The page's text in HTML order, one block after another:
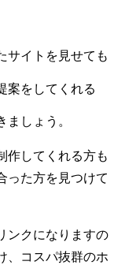
サイトを見せても
案をしてくれる
しょう。
作してくれる方も
った方を見つけて
ンクになりますの
、コスパ抜群のホ